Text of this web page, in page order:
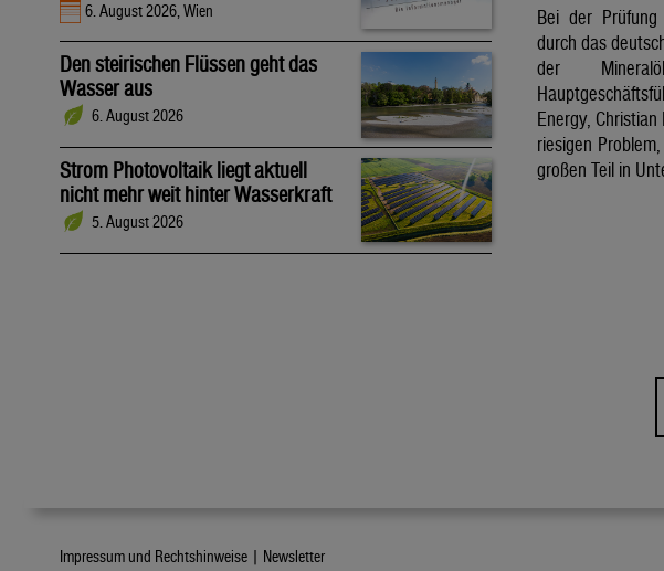
6. August 2026, Wien
Den steirischen Flüssen geht das
Wasser aus
6. August 2026
Strom Photovoltaik liegt aktuell
nicht mehr weit hinter Wasserkraft
5. August 2026
Bei der
durch das
der
Energy,
riesigen
großen Teil in
Impressum und Rechtshinweise | Newsletter